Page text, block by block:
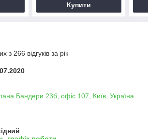
Купити
з 266 відгуків за рік
Бандери 23б, офіс 107, Київ, Україна